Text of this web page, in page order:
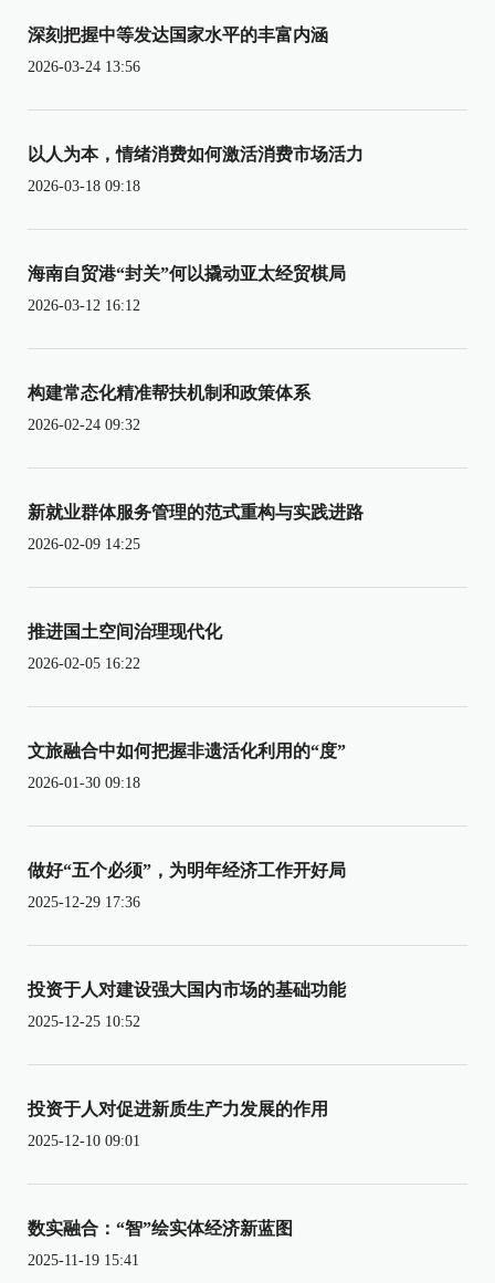
深刻把握中等发达国家水平的丰富内涵
2026-03-24 13:56
以人为本，情绪消费如何激活消费市场活力
2026-03-18 09:18
海南自贸港“封关”何以撬动亚太经贸棋局
2026-03-12 16:12
构建常态化精准帮扶机制和政策体系
2026-02-24 09:32
新就业群体服务管理的范式重构与实践进路
2026-02-09 14:25
推进国土空间治理现代化
2026-02-05 16:22
文旅融合中如何把握非遗活化利用的“度”
2026-01-30 09:18
做好“五个必须”，为明年经济工作开好局
2025-12-29 17:36
投资于人对建设强大国内市场的基础功能
2025-12-25 10:52
投资于人对促进新质生产力发展的作用
2025-12-10 09:01
数实融合：“智”绘实体经济新蓝图
2025-11-19 15:41